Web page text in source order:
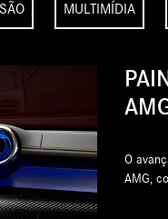
MULTIMÍDIA
O
AMG,